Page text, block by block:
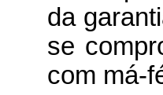
da
se
com má-